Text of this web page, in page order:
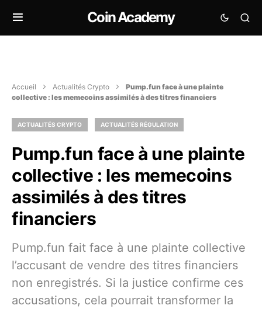
Coin Academy
Accueil Actualités Crypto
Pump.fun face à une plainte
collective : les memecoins assimilés à des titres financiers
ACTUALITÉS CRYPTO ACTUALITÉS RÉGULATION
Pump.fun face à une plainte
collective : les memecoins
assimilés à des titres
financiers
Pump.fun fait face à une plainte collective
l’accusant de vendre des titres financiers
non enregistrés. Si la justice confirme ces
accusations, cela pourrait transformer la